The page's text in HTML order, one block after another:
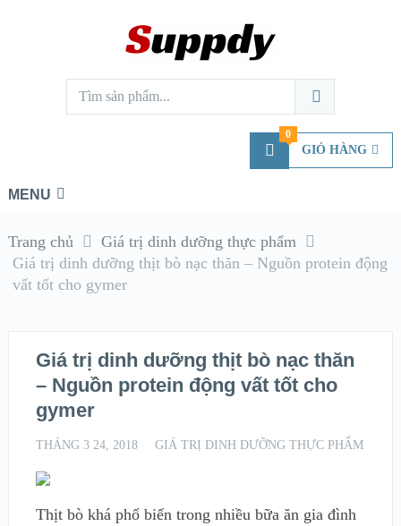
GIỎ HÀNG
0
MENU
Trang chủ
Giá trị dinh dưỡng thực phẩm
Giá trị dinh dưỡng thịt bò nạc thăn – Nguồn protein động
vất tốt cho gymer
Giá trị dinh dưỡng thịt bò nạc thăn
– Nguồn protein động vất tốt cho
gymer
THÁNG 3 24, 2018 GIÁ TRỊ DINH DƯỠNG THỰC PHẨM
Thịt bò khá phổ biến trong nhiều bữa ăn gia đình